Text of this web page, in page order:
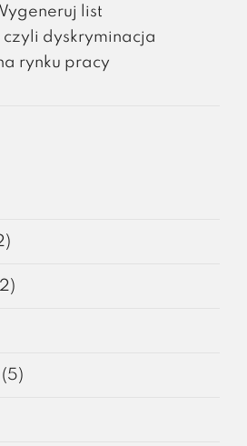
list
czyli dyskryminacja
rynku pracy